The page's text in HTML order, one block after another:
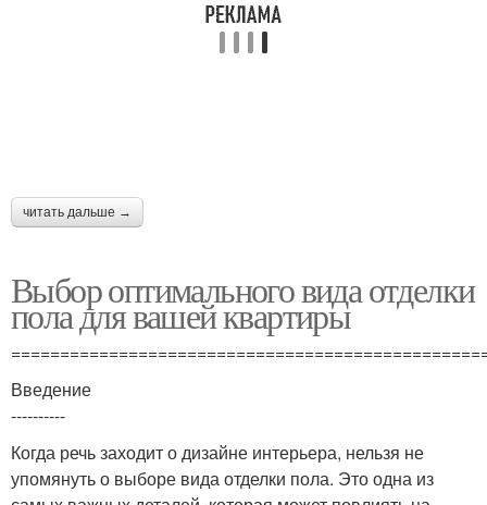
читать дальше →
Выбор оптимального вида отделки
пола для вашей квартиры
Введение
----------
Когда речь заходит о дизайне интерьера, нельзя не
упомянуть о выборе вида отделки пола. Это одна из